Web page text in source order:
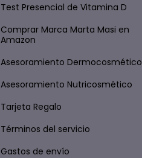
Test Presencial de Vitamina D
Comprar Marca Marta Masi en
Amazon
Asesoramiento Dermocosmético
Asesoramiento Nutricosmético
Tarjeta Regalo
Términos del servicio
Gastos de envío